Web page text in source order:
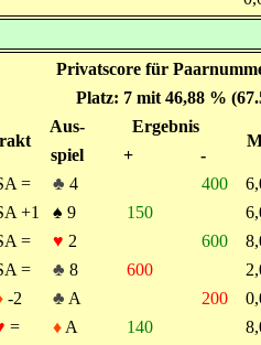
Privatscore für
Platz: 7 mit 46,88 %
Aus- Ergebnis
spiel +
-
= ♣ 4 400
+1 ♠ 9 150
= ♥ 2 600
= ♣ 8 600
-2 ♣ A 200
= ♦A 140